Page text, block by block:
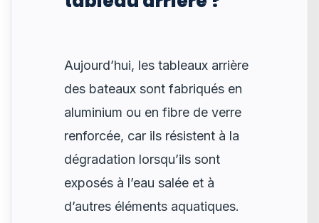
Aujourd’hui, les tableaux arrière
des bateaux sont fabriqués en
aluminium ou en fibre de verre
renforcée, car ils résistent à la
dégradation lorsqu’ils sont
exposés à l’eau salée et à
d’autres éléments aquatiques.